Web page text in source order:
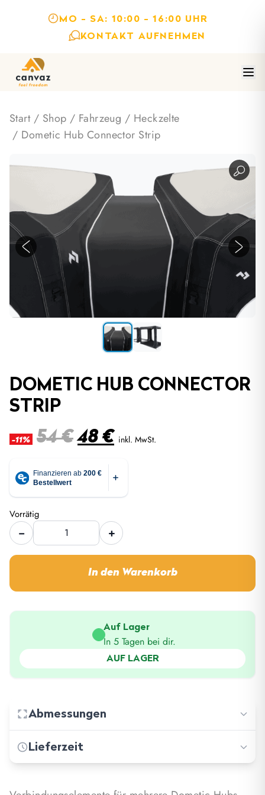
MO - SA: 10:00 - 16:00 UHR
KONTAKT AUFNEHMEN
Start/ Shop / Fahrzeug / Heckzelte
/ Dometic Hub Connector Strip
DOMETIC HUB CONNECTOR
STRIP
-11% 54€Ursprünglicher
war:
54 €
48 €Aktueller
ist:
48 €.
inkl. MwSt.
Vorrätig
−
Dometic
Hub
Connector
Dometic
Hub
Connector
Menge
+
In den Warenkorb
Auf Lager
In 5 Tagen bei dir.
AUF LAGER
Abmessungen
−Länge: 570.00 cm
Lieferzeit